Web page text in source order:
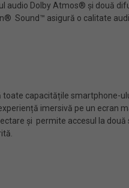
audio Dolby Atmos® și două
Sound™ asigură o calitate
toate capacitățile smartphone-
imersivă pe un ecran
și permite accesul la